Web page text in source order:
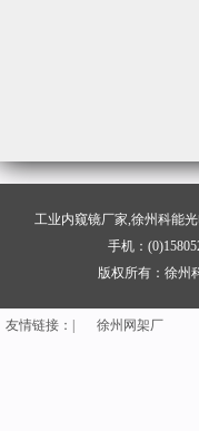
工业内窥镜厂家,徐州科能
手机：
版权所有：徐州
友情链接：|
铝板加工
徐州网架厂